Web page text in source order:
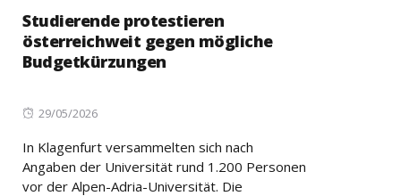
Studierende protestieren
österreichweit gegen mögliche
Budgetkürzungen
Posted
29/05/2026
In Klagenfurt versammelten sich nach
Angaben der Universität rund 1.200 Personen
vor der Alpen-Adria-Universität. Die